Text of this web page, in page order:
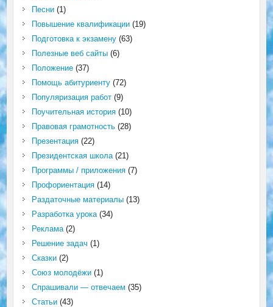
Песни(1)
Повышение квалификации(19)
Подготовка к экзамену(63)
Полезные веб сайты(6)
Положение(37)
Помощь абитуриенту(72)
Популяризация работ(9)
Поучительная история(10)
Правовая грамотность(28)
Презентация(22)
Президентская школа(21)
Программы / приложения(7)
Профориентация(14)
Раздаточные материалы(13)
Разработка урока(34)
Реклама(2)
Решение задач (1)
Сказки(2)
Союз молодёжи(1)
Спрашивали — отвечаем (35)
Статьи(43)